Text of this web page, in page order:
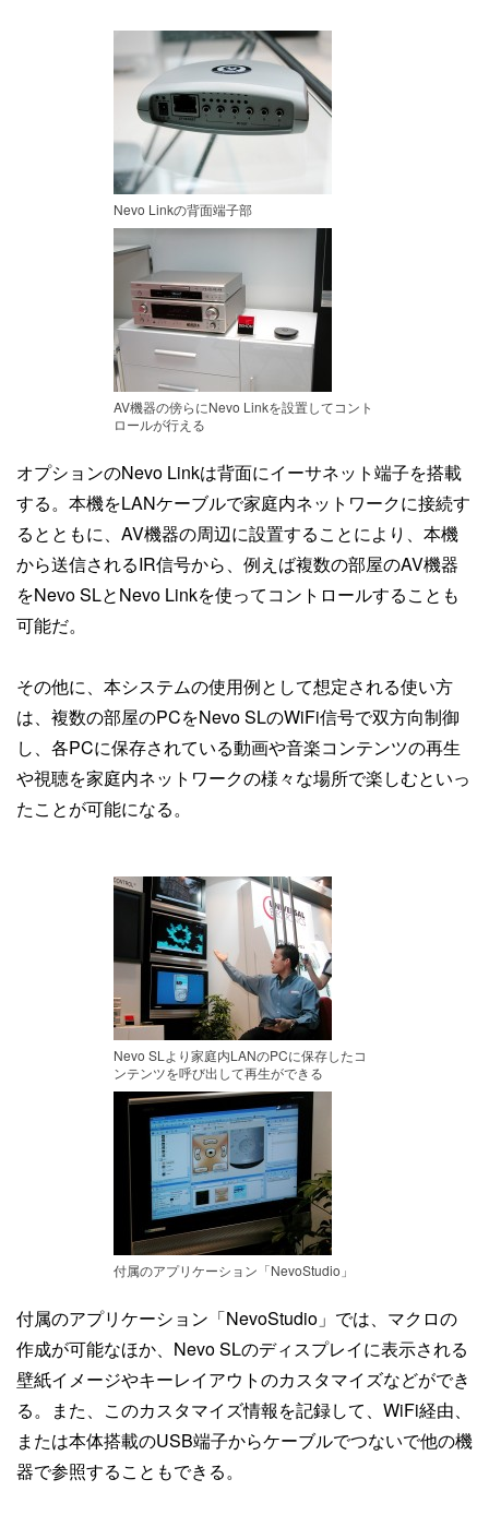
Nevo Linkの背面端子部
AV機器の傍らにNevo Linkを設置してコント
ロールが行える
オプションのNevo Linkは背面にイーサネット端子を搭載
する。本機をLANケーブルで家庭内ネットワークに接続す
るとともに、AV機器の周辺に設置することにより、本機
から送信されるIR信号から、例えば複数の部屋のAV機器
をNevo SLとNevo Linkを使ってコントロールすることも
可能だ。
その他に、本システムの使用例として想定される使い方
は、複数の部屋のPCをNevo SLのWiFi信号で双方向制御
し、各PCに保存されている動画や音楽コンテンツの再生
や視聴を家庭内ネットワークの様々な場所で楽しむといっ
たことが可能になる。
Nevo SLより家庭内LANのPCに保存したコ
ンテンツを呼び出して再生ができる
付属のアプリケーション「NevoStudio」
付属のアプリケーション「NevoStudio」では、マクロの
作成が可能なほか、Nevo SLのディスプレイに表示される
壁紙イメージやキーレイアウトのカスタマイズなどができ
る。また、このカスタマイズ情報を記録して、WiFi経由、
または本体搭載のUSB端子からケーブルでつないで他の機
器で参照することもできる。